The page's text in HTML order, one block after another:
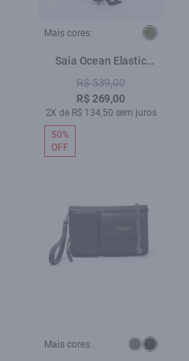
Mais cores:
Saia Ocean Elastic
Balone Verde Oliva
R$ 539,00
R$ 269,00
2X de R$ 134,50 sem juros
Mais cores:
50%
OFF